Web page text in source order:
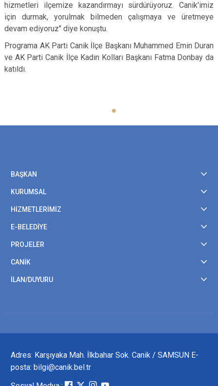
hizmetleri ilçemize kazandırmayı sürdürüyoruz. Canik'imiz
için durmak, yorulmak bilmeden çalışmaya ve üretmeye
devam ediyoruz" diye konuştu.
Programa AK Parti Canik İlçe Başkanı Muhammed Emin Duran
ve AK Parti Canik İlçe Kadın Kolları Başkanı Fatma Donbay da
katıldı.
BAŞKAN
KURUMSAL
HİZMETLERİMİZ
E-BELEDİYE
PROJELER
CANİK
İLAN/DUYURU
Adres: Karşıyaka Mah. İlkbahar Sok. Canik / SAMSUN E-
posta: bilgi@canik.bel.tr